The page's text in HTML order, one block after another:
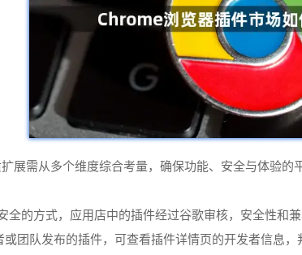
展需从多个维度综合考量，确保功能、安全与体验的
全的方式，应用店中的插件经过谷歌审核，安全性和
团队发布的插件，可查看插件详情页的开发者信息，